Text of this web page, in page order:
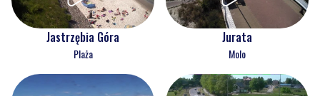
Jastrzębia Góra
Plaża
Jurata
Molo